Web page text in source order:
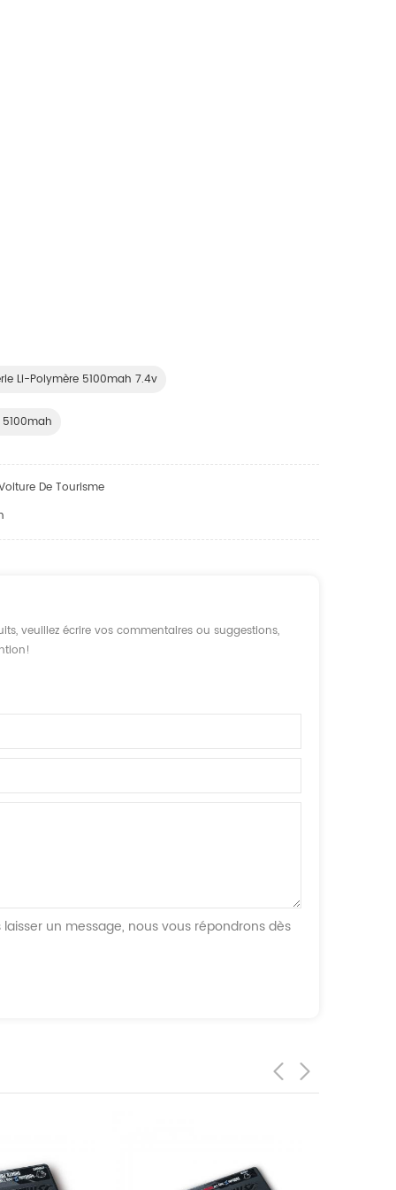
Li-Polymère 5100mah 7.4v
De Tourisme
veuillez écrire vos commentaires ou suggestions,
un message, nous vous répondrons dès